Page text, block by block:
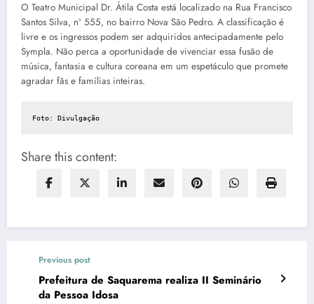
O Teatro Municipal Dr. Átila Costa está localizado na Rua Francisco
Santos Silva, nº 555, no bairro Nova São Pedro. A classificação é
livre e os ingressos podem ser adquiridos antecipadamente pelo
Sympla. Não perca a oportunidade de vivenciar essa fusão de
música, fantasia e cultura coreana em um espetáculo que promete
agradar fãs e famílias inteiras.
Foto: Divulgação
Share this content:
Previous post
Prefeitura de Saquarema realiza II Seminário
da Pessoa Idosa